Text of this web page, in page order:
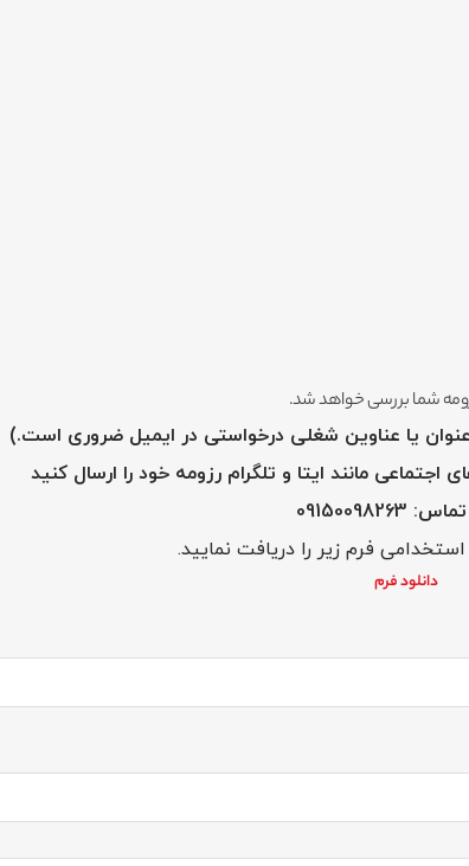
رزومه شما بررسی خواهد شد.
اجتماعی مانند ایتا و تلگرام رزومه خود را ارسال کنید
فرم زیر را دریافت نمایید.
دانلود فرم